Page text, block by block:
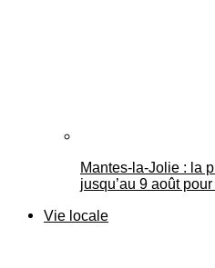
Mantes-la-Jolie : la
jusqu’au 9 août
Vie locale